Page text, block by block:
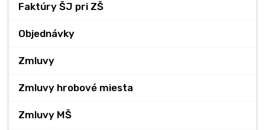
Faktúry ŠJ pri ZŠ
Objednávky
Zmluvy
Zmluvy hrobové miesta
Zmluvy MŠ